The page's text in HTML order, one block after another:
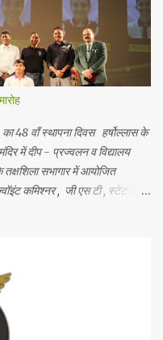
48 वाँ स्थापना दिवस हर्षोल्लास के
में दीप - प्रज्वलन व विद्यालय
सभागार में आयोजित
कमिश्नर , जी एस टी , स्टेट टैक्स
सोनी , श्रीमती अरुणा गगरानी व
मानद सचिव ने विद्यालय की
के माध्यम से छात्रों के सर्वांगीण
के लिए हम कटिबद्ध हैं । समारोह